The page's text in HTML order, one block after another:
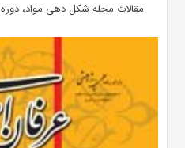
مقالات مجله شکل دهی مواد، دوره ۹، شماره ۴ منتشر شد